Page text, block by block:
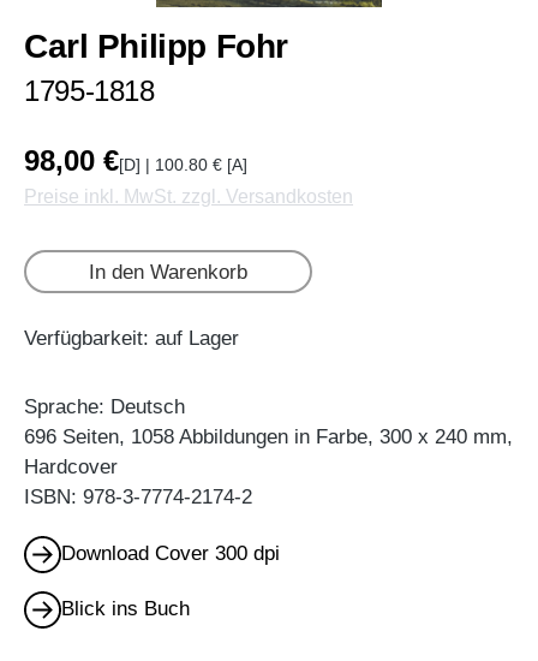
Carl Philipp Fohr
1795-1818
98,00 €[D] | 100.80 € [A]
Preise inkl. MwSt. zzgl. Versandkosten
In den Warenkorb
Verfügbarkeit: auf Lager
Sprache: Deutsch
696 Seiten, 1058 Abbildungen in Farbe, 300 x 240 mm,
Hardcover
ISBN: 978-3-7774-2174-2
Download Cover 300 dpi
Blick ins Buch